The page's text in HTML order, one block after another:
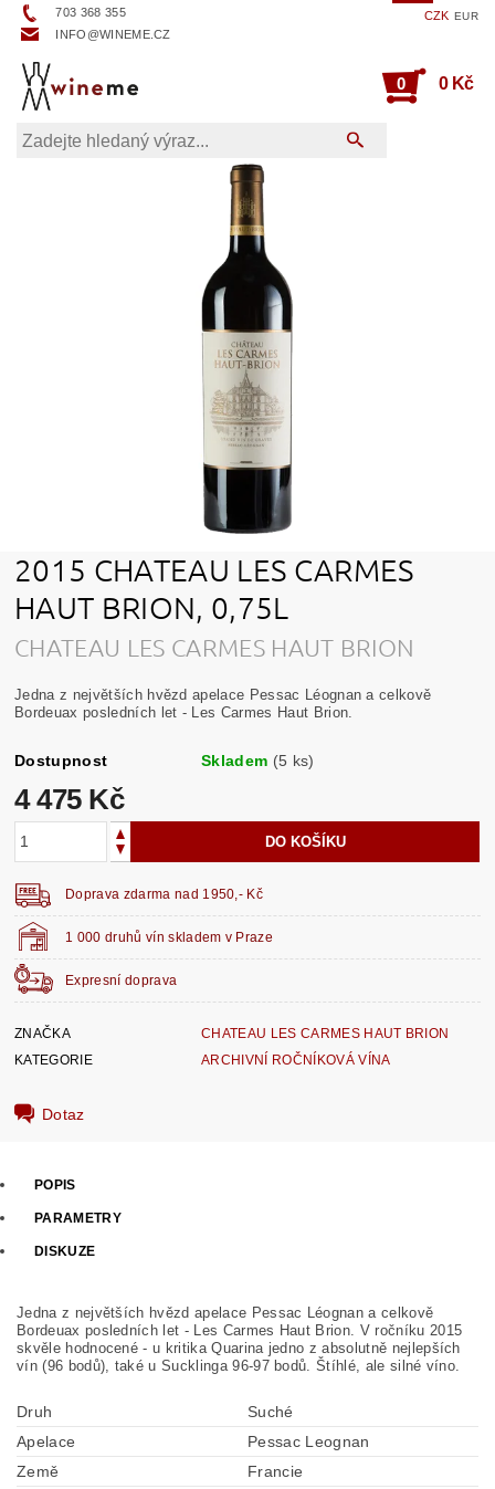
703 368 355
INFO@WINEME.CZ
CZK EUR
0 0 Kč
2015 CHATEAU LES CARMES
HAUT BRION, 0,75L
CHATEAU LES CARMES HAUT BRION
Jedna z největších hvězd apelace Pessac Léognan a celkově
Bordeuax posledních let - Les Carmes Haut Brion.
Dostupnost Skladem (5 ks)
4 475 Kč
1 000 druhů vín skladem v Praze
Expresní doprava
Doprava zdarma nad 1950,- Kč
ZNAČKA
CHATEAU LES CARMES HAUT BRION
KATEGORIE
ARCHIVNÍ ROČNÍKOVÁ VÍNA
Dotaz
POPIS
PARAMETRY
DISKUZE
Jedna z největších hvězd apelace Pessac Léognan a celkově
Bordeuax posledních let - Les Carmes Haut Brion. V ročníku 2015
skvěle hodnocené - u kritika Quarina jedno z absolutně nejlepších
vín (96 bodů), také u Sucklinga 96-97 bodů. Štíhlé, ale silné víno.
Druh
Suché
Apelace
Pessac Leognan
Země
Francie